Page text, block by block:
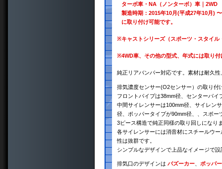
ターボ車・NA（ノンターボ）車｜2WD
製造時期：2015年10月(平成27年10月)
に取り付け可能です。
※キャストシリーズ（スポーツ・スタイ
※4WD車、その他の型式、年式には取り
純正リアバンパー対応です。素材は耐久
排気濃度センサー(O2センサー）の取り付
フロントパイプは38mm径、センターパ
中間サイレンサーは100mm径、サイレン
径、ポッパータイプが90mm径、、スポー
3ピース構造で純正同様の取り回しになり
各サイレンサーには消音材にスチールウ
性は抜群です。
シンプルなデザインで上品なイメージで
排気口のデザインは バズーカー
ポッパー